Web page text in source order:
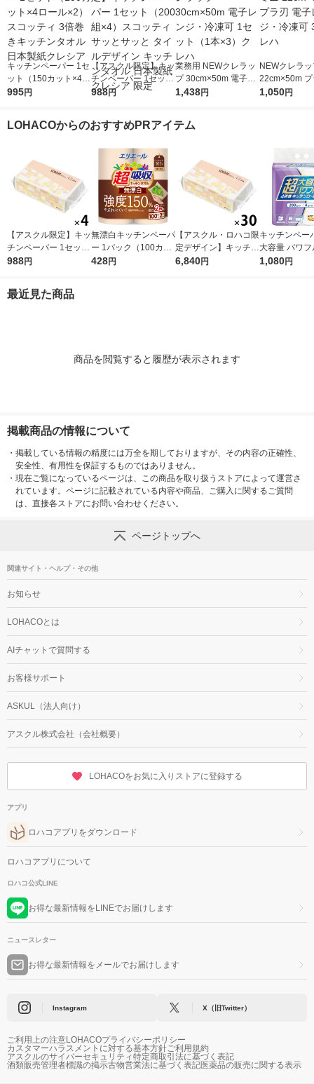
キッチンペーパー 1セ
ット（150カット×4ロ
ール×2） スコッティ
995円
【アスクル限定】キッ
チンペーパー 1セット
（200組×4）スコッテ
タオル 日本製紙クレ
988円
業務用 NEWクレラッ
プ 30cm×50m 電子レ
ンジ・冷凍可 1セット
1,438円
NEWクレラ
22cm×50m
子レンジ・冷
1,050円
LOHACOからのおすすめPRアイテム
【アスクル限定】キッ
チンペーパー 1セット
（200組×4）スコッテ
タオル 日本製紙クレ
988円
無漂白キッチンペーパ
ー 1パック（100カッ
ト×2ロール）超吸収
428円
【アスクル・ロハコ限
定デザイン】キッチン
ペーパー スコッティ
6,840円
キッチンペー
大容量 パワ
巻 キッチン
1,080円
最近見た商品
商品を閲覧すると履歴が表示されます
掲載商品の情報について
・ 掲載している情報の精度には万全を期しておりますが、その内容の正確性、
安全性、有用性を保証するものではありません。
・ 現在ご覧になっているページは、この商品を取り扱うストアによって運営さ
れています。ページに記載されている内容や商品、ご購入に関するご質問
は、直接各ストアにお問い合わせください。
ページトップへ
関連サイト・ヘルプ・その他
お知らせ
LOHACOとは
AIチャットで質問する
お客様サポート
ASKUL（法人向け）
アスクル株式会社（会社概要）
LOHACOをお気に入りストアに登録する
アプリ
ロハコアプリをダウンロード
ロハコアプリについて
ロハコ公式LINE
お得な最新情報をLINEでお届けします
ニュースレター
お得な最新情報をメールでお届けします
Instagram X（旧Twitter）
ご利用上の注意LOHACOプライバシーポリシー
カスタマーハラスメントに対する基本方針ご利用規約
アスクルのサイバーセキュリティ特定商取引法に基づく表記
酒類販売管理者標識の掲示古物営業法に基づく表記医薬品の販売に関する表示